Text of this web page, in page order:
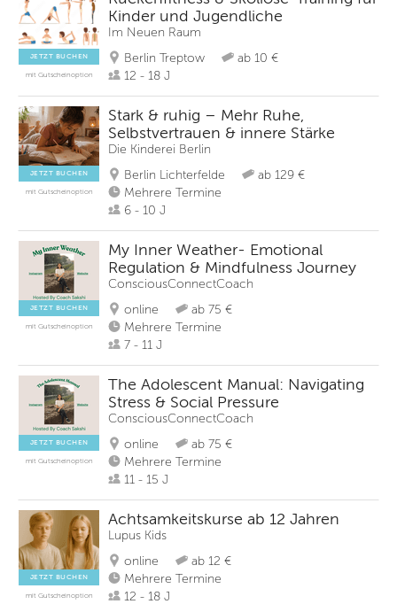
JETZT BUCHEN
mit Gutscheinoption
Kinder und Jugendliche
Im Neuen Raum
Berlin Treptow
ab 10 €
12 - 18 J
JETZT BUCHEN
mit Gutscheinoption
Stark & ruhig – Mehr Ruhe,
Selbstvertrauen & innere Stärke
Die Kinderei Berlin
Berlin Lichterfelde
ab 129 €
Mehrere Termine
6 - 10 J
JETZT BUCHEN
mit Gutscheinoption
My Inner Weather- Emotional
Regulation & Mindfulness Journey
ConsciousConnectCoach
online
ab 75 €
Mehrere Termine
7 - 11 J
JETZT BUCHEN
mit Gutscheinoption
The Adolescent Manual: Navigating
Stress & Social Pressure
ConsciousConnectCoach
online
ab 75 €
Mehrere Termine
11 - 15 J
JETZT BUCHEN
mit Gutscheinoption
Achtsamkeitskurse ab 12 Jahren
Lupus Kids
online
ab 12 €
Mehrere Termine
12 - 18 J